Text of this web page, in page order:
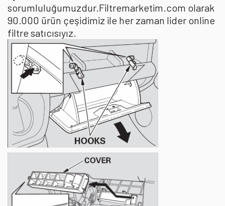
sorumluluğumuzdur.Filtremarketim.com olarak
90.000 ürün çeşidimiz ile her zaman lider online
filtre satıcısıyız.